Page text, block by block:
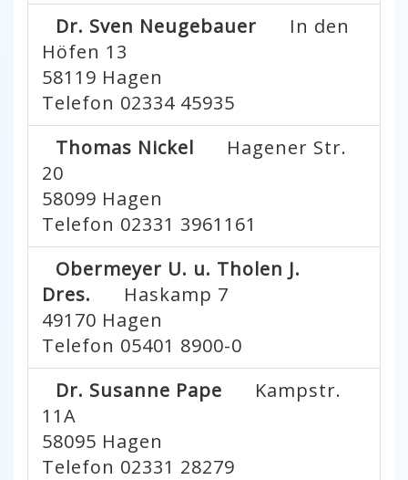
Dr. Sven Neugebauer
In den
Höfen 13
58119 Hagen
Telefon 02334 45935
Thomas Nickel
Hagener Str.
20
58099 Hagen
Telefon 02331 3961161
Obermeyer U. u. Tholen J.
Dres.
Haskamp 7
49170 Hagen
Telefon 05401 8900-0
Dr. Susanne Pape
Kampstr.
11A
58095 Hagen
Telefon 02331 28279